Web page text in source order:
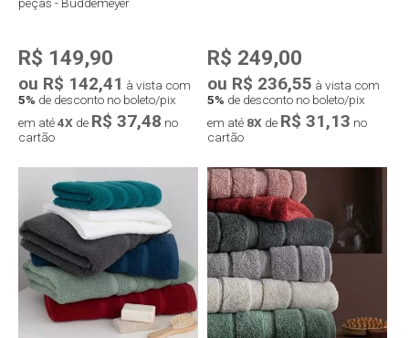
R$ 149,90
ou R$ 142,41 à vista com
5% de desconto no boleto/pix
em até4X de R$ 37,48 no
cartão
Compra rápida
R$ 249,00
ou R$ 236,55 à vista com
5% de desconto no boleto/pix
em até 8X de R$ 31,13 no
cartão
Compra rápida